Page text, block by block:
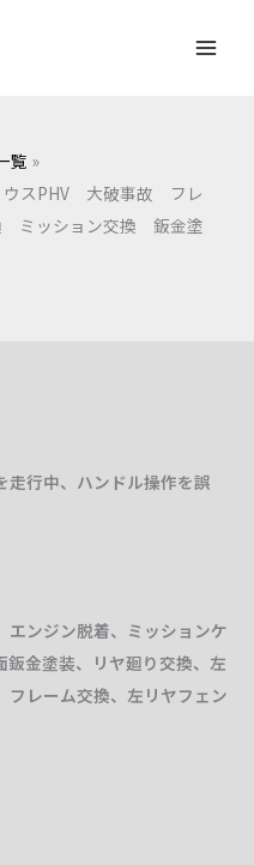
覧
ウスPHV 大破事故 フレ
ミッション交換 鈑金塗
走行中、ハンドル操作を誤
ンジン脱着、ミッションケ
金塗装、リヤ廻り交換、左
フレーム交換、左リヤフェン